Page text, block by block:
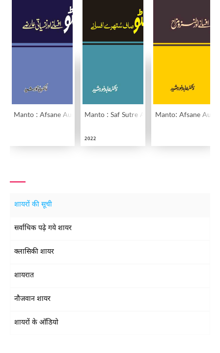
Manto : Afsane Aur Nafsiyati AarzeManto : Saf Sutre Afsane
2022
Manto: Afsane Aur
शायरों की सूची
सर्वाधिक पढ़े गये शायर
क्लासिकी शायर
शायरात
नौजवान शायर
शायरों के ऑडियो